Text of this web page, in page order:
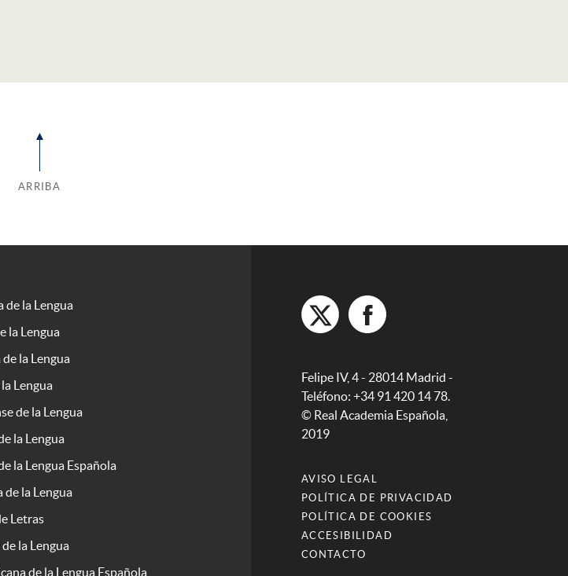
ARRIBA
de la Lengua
la Lengua
la Lengua
Lengua
de la Lengua
la Lengua
la Lengua Española
la Lengua
Letras
la Lengua
de la Lengua Española
Felipe IV, 4 - 28014 Madrid -
Teléfono: +34 91 420 14 78.
© Real Academia Española,
2019
AVISO LEGAL
POLÍTICA DE PRIVACIDAD
POLÍTICA DE COOKIES
ACCESIBILIDAD
CONTACTO